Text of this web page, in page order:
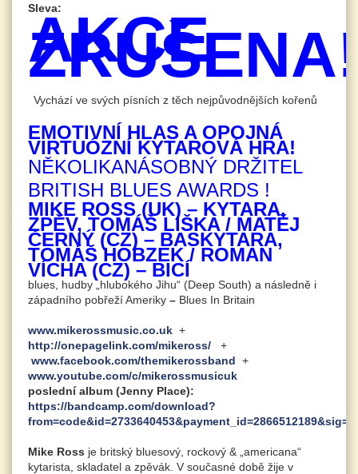
Sleva:
AKCE
ZRUŠENA!
EMOTIVNÍ HLAS A OPOJNÁ
VIRTUÓZNÍ KYTAROVÁ HRA!
NĚKOLIKANÁSOBNÝ DRŽITEL
BRITISH BLUES AWARDS !
MIKE ROSS (UK) – KYTARA,
ZPĚV, TOMÁŠ LIŠKA / MATĚJ
ČERNÝ (CZ) – BASKYTARA,
TOMÁŠ HOBZEK / ROMAN
VÍCHA (CZ) – BICÍ
Vychází ve svých písních z těch nejpůvodnějších kořenů
blues, hudby „hlubokého Jihu“ (Deep South) a následně i
západního pobřeží Ameriky – Blues In Britain
www.mikerossmusic.co.uk +
http://onepagelink.com/mikeross/ +
www.facebook.com/themikerossband +
www.youtube.com/c/mikerossmusicuk
poslední album (Jenny Place):
https://bandcamp.com/download?
Mike Ross je britský bluesový, rockový & „americana“
kytarista, skladatel a zpěvák. V současné době žije v